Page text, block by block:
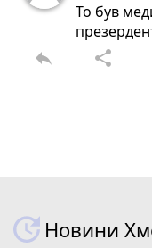
То був
reply share
Новини